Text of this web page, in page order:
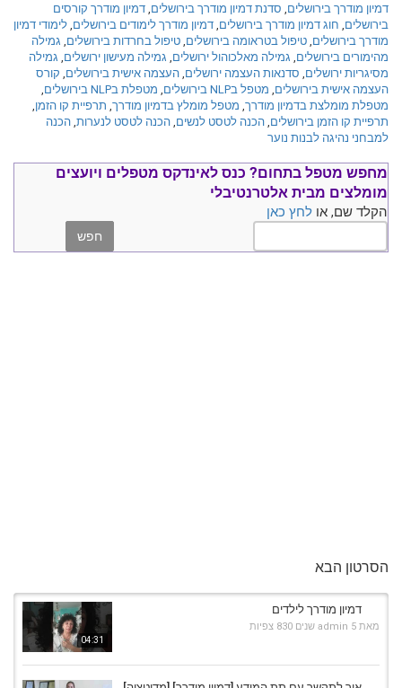
דמיון מודרך בירושלים, סדנת דמיון מודרך בירושלים, דמיון מודרך קורסים
בירושלים, חוג דמיון מודרך בירושלים, דמיון מודרך לימודים בירושלים, לימודי דמיון
מודרך בירושלים, טיפול בטראומה בירושלים, טיפול בחרדות בירושלים, גמילה
מהימורים בירושלים, גמילה מאלכוהול ירושלים, גמילה מעישון ירושלים, גמילה
מסיגריות ירושלים, סדנאות העצמה ירושלים, העצמה אישית בירושלים, קורס
העצמה אישית בירושלים, מטפל בNLP בירושלים , מטפלת בNLP בירושלים
,
מטפלת מומלצת בדמיון מודרך, מטפל מומלץ בדמיון מודרך, תרפיית קו הזמן,
תרפיית קו הזמן בירושלים, הכנה לטסט לנשים, הכנה לטסט לנערות, הכנה
למבחני נהיגה לבנות נוער
מחפש מטפל בתחום? כנס לאינדקס מטפלים ויועצים
מומלצים מבית אלטרנטיבלי
הקלד שם, או לחץ כאן
הסרטון הבא
04:31
דמיון מודרך לילדים
מאת admin 5 שנים 830 צפיות